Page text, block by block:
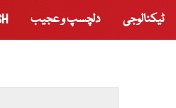
ٹیکنالوجی دلچسپ و عجیب